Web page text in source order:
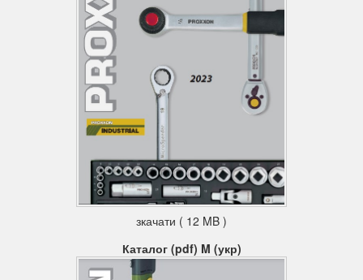
зкачати ( 12 MB )
Каталог (pdf) M (укр)